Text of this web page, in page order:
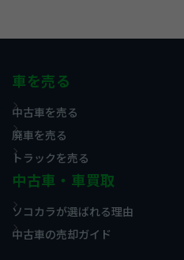
車を売る
中古車を売る
廃車を売る
トラックを売る
中古車・車買取
ソコカラが選ばれる理由
中古車の売却ガイド